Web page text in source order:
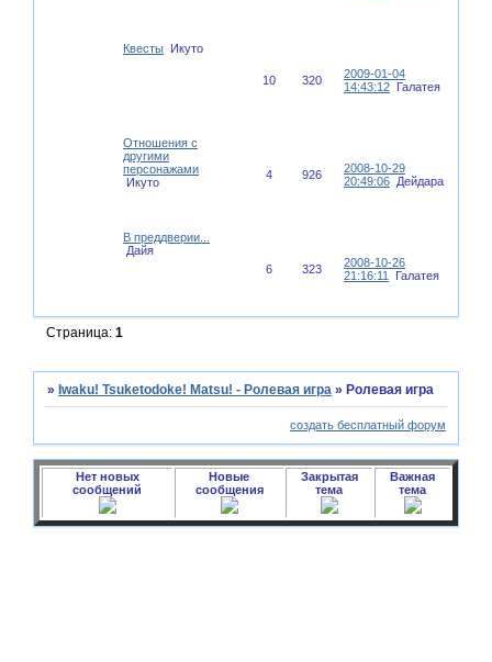
Квесты Икуто
10 320
2009-01-04
14:43:12 Галатея
Отношения с
другими
персонажами
Икуто
4 926
2008-10-29
20:49:06 Дейдара
В преддверии...
Дайя
6
323
2008-10-26
21:16:11
Галатея
Страница:1
» Iwaku! Tsuketodoke! Matsu! - Ролевая игра » Ролевая игра
создать бесплатный форум
Нет новых
сообщений
Новые
сообщения
Закрытая
тема
Важная
тема